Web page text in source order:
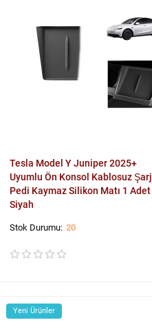
Tesla Model Y Juniper 2025+
Uyumlu Ön Konsol Kablosuz Şarj
Pedi Kaymaz Silikon Matı 1 Adet
Siyah
20
Yeni Ürünler